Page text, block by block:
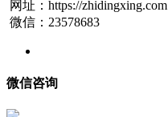
网址：https://zhidingxing.com
微信：23578683
微信咨询